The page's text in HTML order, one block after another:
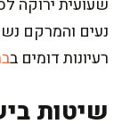
שעועית ירוקה
נעים והמרקם
רעיונות דומים ב
שיטות